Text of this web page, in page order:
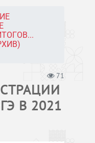
71
В 2021